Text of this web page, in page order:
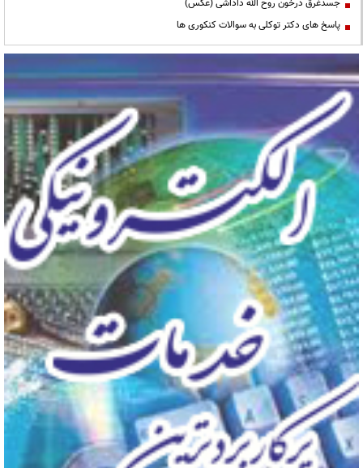
جسدغرق درخون روح الله داداشی (عکس)
پاسخ های دکتر توکلی به سوالات کنکوری ها